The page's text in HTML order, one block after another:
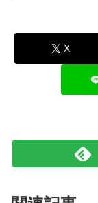
X